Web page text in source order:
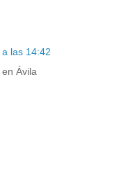
las 14:42
Ávila